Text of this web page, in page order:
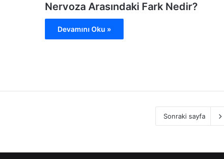
Nervoza Arasındaki Fark Nedir?
Devamını Oku »
Sonraki sayfa